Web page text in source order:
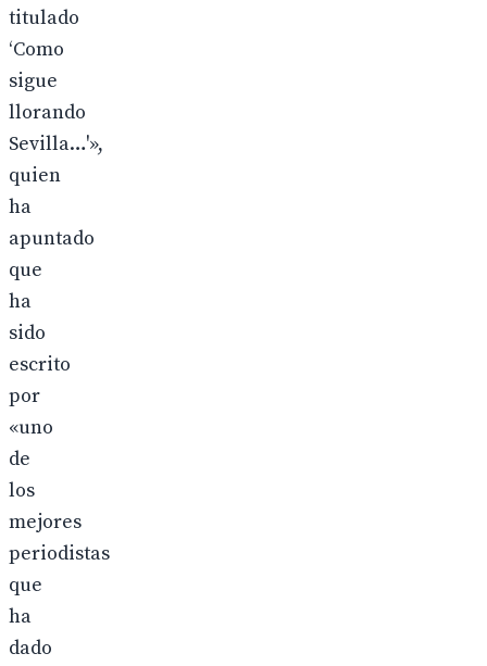
titulado
‘Como
sigue
llorando
Sevilla…'»,
quien
ha
apuntado
que
ha
sido
escrito
por
«uno
de
los
mejores
periodistas
que
ha
dado